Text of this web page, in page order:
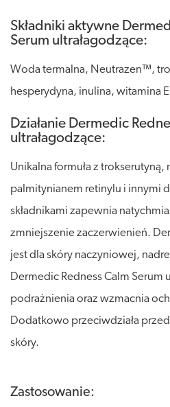
Składniki aktywne
Serum ultrałagodzące:
Woda termalna, Neutrazen™,
hesperydyna, inulina, witamina
Działanie Dermedic
ultrałagodzące:
Unikalna formuła z
palmitynianem retinylu i innymi
składnikami zapewnia
zmniejszenie zaczerwienień.
jest dla skóry naczyniowej,
Dermedic Redness Calm Serum
podrażnienia oraz wzmacnia
Dodatkowo przeciwdziała
skóry.
Zastosowanie: